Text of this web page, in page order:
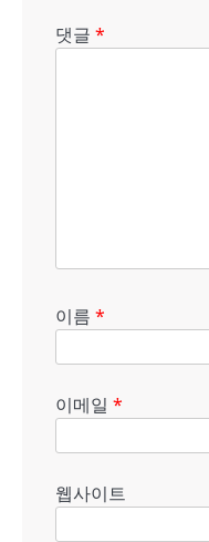
댓글 *
이름 *
이메일 *
웹사이트